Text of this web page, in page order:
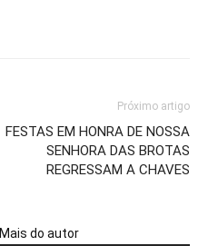
Próximo artigo
FESTAS EM HONRA DE NOSSA
SENHORA DAS BROTAS
REGRESSAM A CHAVES
Mais do autor